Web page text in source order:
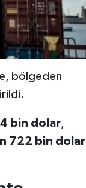
bölgeden
bin dolar,
722 bin dolar